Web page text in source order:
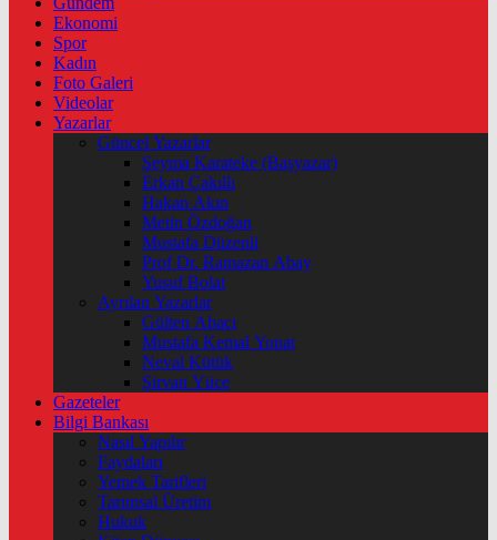
Ekonomi
Spor
Kadın
Foto Galeri
Videolar
Yazarlar
Güncel Yazarlar
Şeyma Karateke (Başyazar)
Erkan Çakıllı
Hakan Akın
Metin Özdoğan
Mustafa Düzenli
Prof Dr. Ramazan Abay
Yusuf Bolat
Ayrılan Yazarlar
Gülten Abacı
Mustafa Kemal Yonat
Neval Kütük
Şirvan Yüce
Gazeteler
Bilgi Bankası
Nasıl Yapılır
Faydaları
Yemek Tarifleri
Tarımsal Üretim
Hukuk